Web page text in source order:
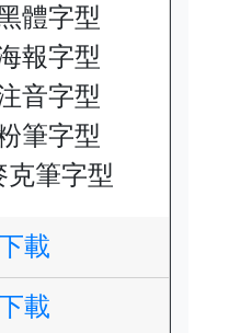
體字型
報字型
音字型
筆字型
克筆字型
載
下載